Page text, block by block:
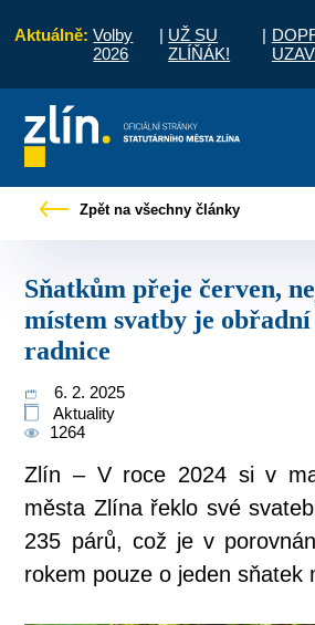
Aktuálně: Volby
2026
| UŽ SU
ZLÍŇÁK!
|
vyřídit Potřebuji zaplatit
Zpět na všechny články
Sňatkům přeje červen, nejoblíbenějším
místem svatby je
radnice
6. 2. 2025
Aktuality
1264
Zlín – V roce 2024 si v
města Zlína řeklo své
235 párů, což je v
rokem pouze o jeden sňatek